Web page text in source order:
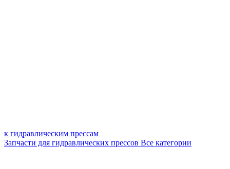
к гидравлическим прессам
Запчасти для гидравлических прессов Все категории